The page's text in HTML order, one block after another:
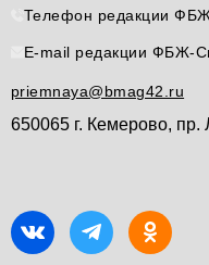
Телефон редакции
E-mail редакции ФБЖ-
priemnaya@bmag42.ru
650065 г. Кемерово, пр.